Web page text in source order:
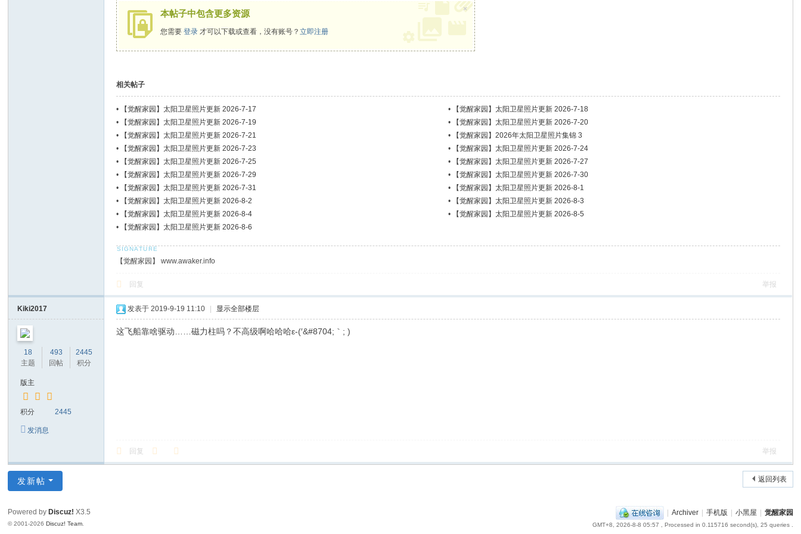
本帖子中包含更多资源
您需要登录 才可以下载或查看，没有账号？立即注册
×
相关帖子
• 【觉醒家园】太阳卫星照片更新 2026-7-17 •
【觉醒家园】太阳卫星照片更新 2026-7-18
•
【觉醒家园】太阳卫星照片更新 2026-7-19 •
【觉醒家园】太阳卫星照片更新 2026-7-20
•
【觉醒家园】太阳卫星照片更新 2026-7-21 •
【觉醒家园】2026年太阳卫星照片集锦 3
•
【觉醒家园】太阳卫星照片更新 2026-7-23 •
【觉醒家园】太阳卫星照片更新 2026-7-24
•
【觉醒家园】太阳卫星照片更新 2026-7-25 •
【觉醒家园】太阳卫星照片更新 2026-7-27
•
【觉醒家园】太阳卫星照片更新 2026-7-29 •
【觉醒家园】太阳卫星照片更新 2026-7-30
•
【觉醒家园】太阳卫星照片更新 2026-7-31 •
【觉醒家园】太阳卫星照片更新 2026-8-1
•
【觉醒家园】太阳卫星照片更新 2026-8-2 •
【觉醒家园】太阳卫星照片更新 2026-8-3
•
【觉醒家园】太阳卫星照片更新 2026-8-4 •
【觉醒家园】太阳卫星照片更新 2026-8-5
•
【觉醒家园】太阳卫星照片更新 2026-8-6
【觉醒家园】 www.awaker.info
回复 举报
Kiki2017
18
主题
493
回帖
2445
积分
版主
积分 2445
发消息
发表于 2019-9-19 11:10 显示全部楼层
这飞船靠啥驱动……磁力柱吗？不高级啊哈哈哈ε-(′&#8704;｀; )
回复 举报
返回列表
发新帖
| Archiver | 手机版 | 小黑屋 | 觉醒家园
GMT+8, 2026-8-8 05:57 , Processed in 0.115716 second(s), 25 queries .
Powered by Discuz! X3.5
© 2001-2026Discuz! Team